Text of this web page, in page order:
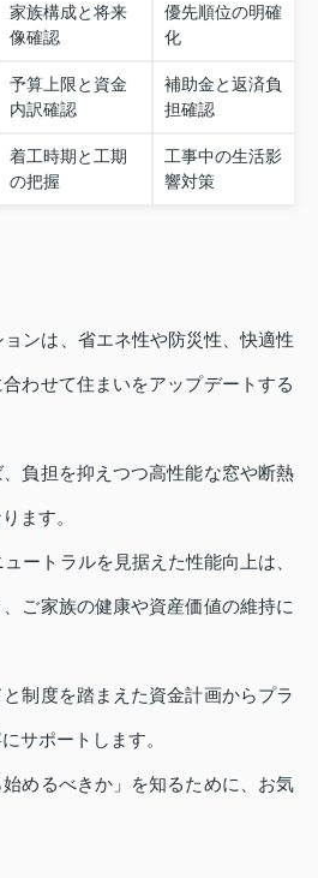
家族構成と将来
像確認
優先順位の明確
化
予算上限と資金
内訳確認
補助金と返済負
担確認
着工時期と工期
の把握
工事中の生活影
響対策
ンは、省エネ性や防災性、快適性
わせて住まいをアップデートする
負担を抑えつつ高性能な窓や断熱
ます。
ートラルを見据えた性能向上は、
ご家族の健康や資産価値の維持に
制度を踏まえた資金計画からプラ
サポートします。
めるべきか」を知るために、お気